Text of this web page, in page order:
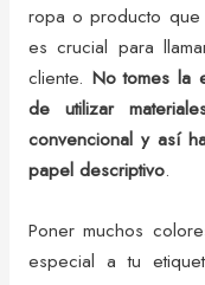
ropa o producto
es crucial para
cliente. No tomes la
de utilizar
convencional y así
papel descriptivo.
Poner muchos
especial a tu